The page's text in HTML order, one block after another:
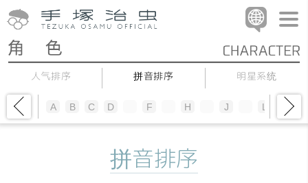
人气排序 拼音排序 明星系统
A B C D F H J L
拼音排序